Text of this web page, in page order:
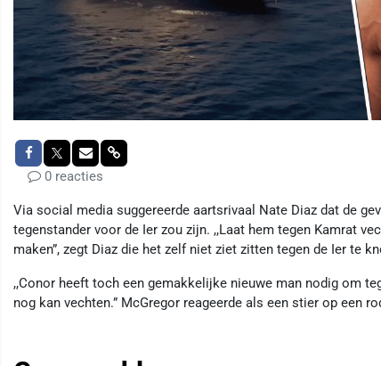
0 reacties
Via social media suggereerde aartsrivaal Nate Diaz dat de
tegenstander voor de Ier zou zijn. ,,Laat hem tegen Kamrat
maken”, zegt Diaz die het zelf niet ziet zitten tegen de Ier te
,,Conor heeft toch een gemakkelijke nieuwe man nodig om
nog kan vechten.” McGregor reageerde als een stier op een